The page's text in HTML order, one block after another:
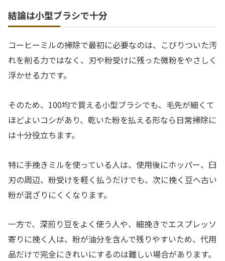
結論は小型ブラシで十分
コーヒーミルの掃除で最初に必要なのは、こびりついた汚
れを削る力ではなく、刃や粉受けに残った微粉をやさしく
浮かせる力です。
そのため、100均で買える小型ブラシでも、毛先が細くて
ほどよいコシがあり、乾いた粉を払える形なら日常掃除に
は十分役立ちます。
特に手挽きミルを使っている人は、使用後にホッパー、臼
刃の周辺、粉受けを軽く払うだけでも、次に挽く豆へ古い
粉が混ざりにくくなります。
一方で、深煎り豆をよく使う人や、細挽きでエスプレッソ
寄りに挽く人は、粉が油分を含んで残りやすいため、代用
品だけで完全にきれいにするのは難しい場合があります。